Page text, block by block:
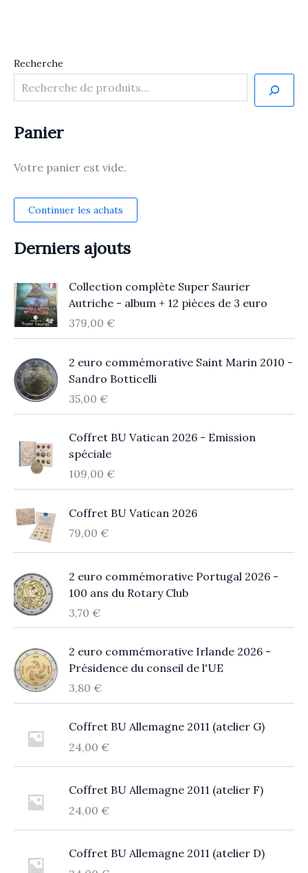
Recherche
Panier
Votre panier est vide.
Continuer les achats
Derniers ajouts
Collection complète Super Saurier
Autriche - album + 12 pièces de 3 euro
379,00 €
2 euro commémorative Saint Marin 2010 -
Sandro Botticelli
35,00 €
Coffret BU Vatican 2026 - Emission
spéciale
109,00 €
Coffret BU Vatican 2026
79,00 €
2 euro commémorative Portugal 2026 -
100 ans du Rotary Club
3,70 €
2 euro commémorative Irlande 2026 -
Présidence du conseil de l'UE
3,80 €
Coffret BU Allemagne 2011 (atelier G)
24,00 €
Coffret BU Allemagne 2011 (atelier F)
24,00 €
Coffret BU Allemagne 2011 (atelier D)